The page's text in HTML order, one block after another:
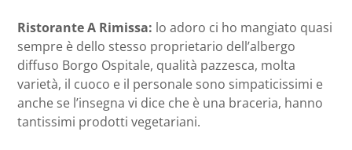
Ristorante A Rimissa: lo adoro ci ho mangiato quasi
sempre è dello stesso proprietario dell’albergo
diffuso Borgo Ospitale, qualità pazzesca, molta
varietà, il cuoco e il personale sono simpaticissimi e
anche se l’insegna vi dice che è una braceria, hanno
tantissimi prodotti vegetariani.